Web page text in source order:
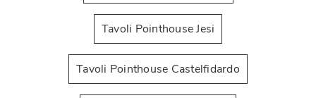
Tavoli Pointhouse Jesi
Tavoli Pointhouse Castelfidardo